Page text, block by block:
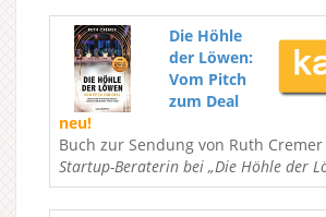
Die Höhle
der Löwen:
Vom Pitch
zum Deal
neu!
Buch zur Sendung von Ruth Cremer
Startup-Beraterin bei „Die Höhle der